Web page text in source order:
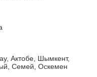
Актобе, Шымкент,
Семей, Оскемен